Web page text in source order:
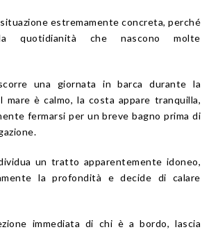
estremamente concreta, perché
quotidianità che nascono molte
una giornata in barca durante la
mare è calmo, la costa appare tranquilla,
fermarsi per un breve bagno prima di
un tratto apparentemente idoneo,
la profondità e decide di calare
immediata di chi è a bordo, lascia